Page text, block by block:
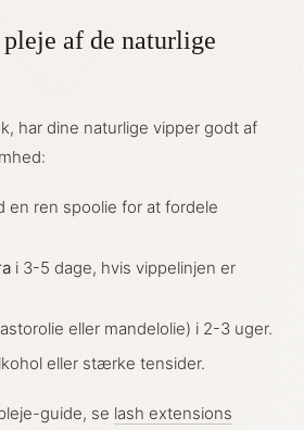
af de naturlige
har dine naturlige vipper godt af
en ren spoolie for at fordele
i 3-5 dage, hvis vippelinjen er
eller mandelolie) i 2-3 uger.
eller stærke tensider.
guide, se lash extensions